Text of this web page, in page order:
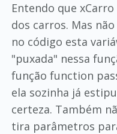
Entendo que
dos carros. Mas
no código esta
"puxada" nessa
função function
ela sozinha já
certeza. Também
tira parâmetros